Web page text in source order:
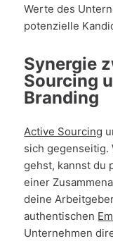
Werte des
potenzielle
Synergie
Sourcing
Branding
Active Sourcing
sich gegenseitig.
gehst, kannst du
einer
deine
authentischen
Unternehmen